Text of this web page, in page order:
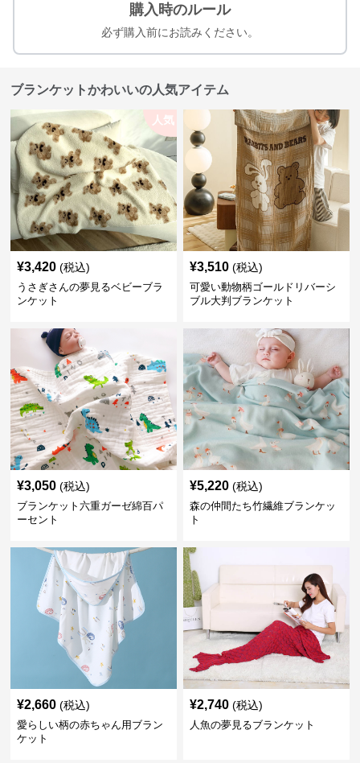
購入時のルール
必ず購入前にお読みください。
ブランケットかわいいの人気アイテム
人気
¥3,420 (税込)
うさぎさんの夢見るベビーブラ
ンケット
¥3,510 (税込)
可愛い動物柄ゴールドリバーシ
ブル大判ブランケット
¥3,050 (税込)
ブランケット六重ガーゼ綿百パ
ーセント
¥5,220 (税込)
森の仲間たち竹繊維ブランケッ
ト
¥2,660 (税込)
愛らしい柄の赤ちゃん用ブラン
ケット
¥2,740 (税込)
人魚の夢見るブランケット